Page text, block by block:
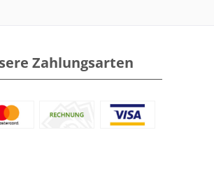
Zahlungsarten